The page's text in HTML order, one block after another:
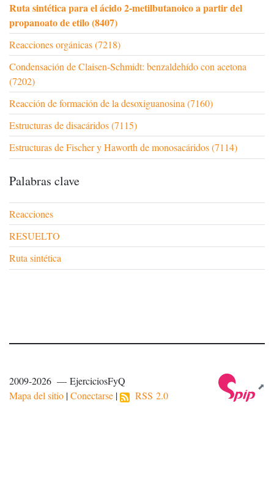
Ruta sintética para el ácido 2-metilbutanoico a partir del
propanoato de etilo (8407)
Reacciones orgánicas (7218)
Condensación de Claisen-Schmidt: benzaldehído con acetona
(7202)
Reacción de formación de la desoxiguanosina (7160)
Estructuras de disacáridos (7115)
Estructuras de Fischer y Haworth de monosacáridos (7114)
Palabras clave
Reacciones
RESUELTO
Ruta sintética
2009-2026 — EjerciciosFyQ
Mapa del sitio |Conectarse | RSS 2.0